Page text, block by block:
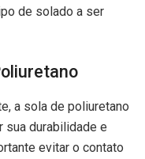
de solado a ser
a sola de poliuretano
sua durabilidade e
evitar o contato